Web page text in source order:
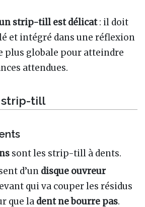
strip-till est délicat: il doit
et intégré dans une réflexion
plus globale pour atteindre
attendues.
strip-till
sont les strip-till à dents.
d’un disque ouvreur
qui va couper les résidus
que la dent ne bourre pas.